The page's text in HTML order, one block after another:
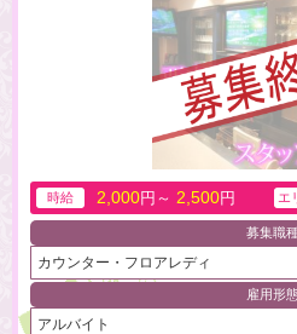
時給 2,000円～ 2,500円 エ
募集職
カウンター・フロアレディ
雇用形
アルバイト